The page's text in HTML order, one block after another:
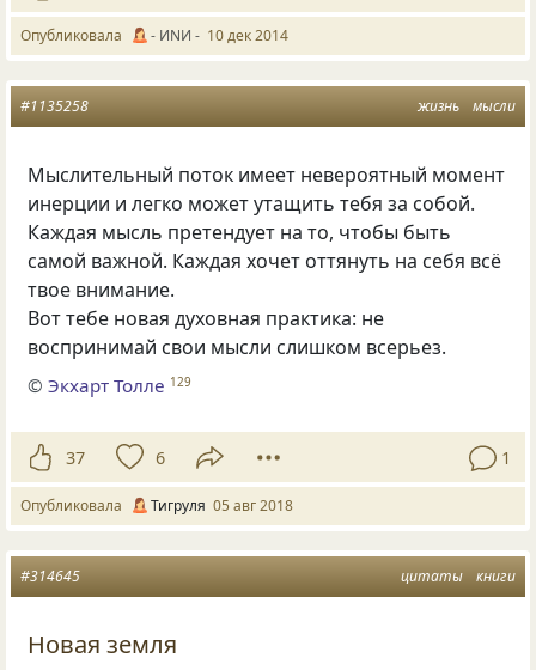
Опубликовала - ИNИ - 10 дек 2014
жизнь мысли
#1135258
Мыслительный поток имеет невероятный момент
инерции и легко может утащить тебя за собой.
Каждая мысль претендует на то, чтобы быть
самой важной. Каждая хочет оттянуть на себя всё
твое внимание.
Вот тебе новая духовная практика: не
воспринимай свои мысли слишком всерьез.
©Экхарт Толле 129
37 6 1
Опубликовала Тигруля 05 авг 2018
цитаты книги
#314645
Новая земля